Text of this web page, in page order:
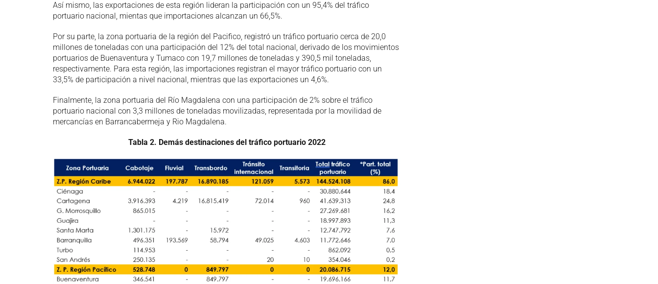
Así mismo, las exportaciones de esta región lideran la participación con un 95,4% del tráfico
portuario nacional, mientas que importaciones alcanzan un 66,5%.
Por su parte, la zona portuaria de la región del Pacifico, registró un tráfico portuario cerca de 20,0
millones de toneladas con una participación del 12% del total nacional, derivado de los movimientos
portuarios de Buenaventura y Tumaco con 19,7 millones de toneladas y 390,5 mil toneladas,
respectivamente. Para esta región, las importaciones registran el mayor tráfico portuario con un
33,5% de participación a nivel nacional, mientras que las exportaciones un 4,6%.
Finalmente, la zona portuaria del Río Magdalena con una participación de 2% sobre el tráfico
portuario nacional con 3,3 millones de toneladas movilizadas, representada por la movilidad de
mercancías en Barrancabermeja y Rio Magdalena.
Tabla 2. Demás destinaciones del tráfico portuario 2022